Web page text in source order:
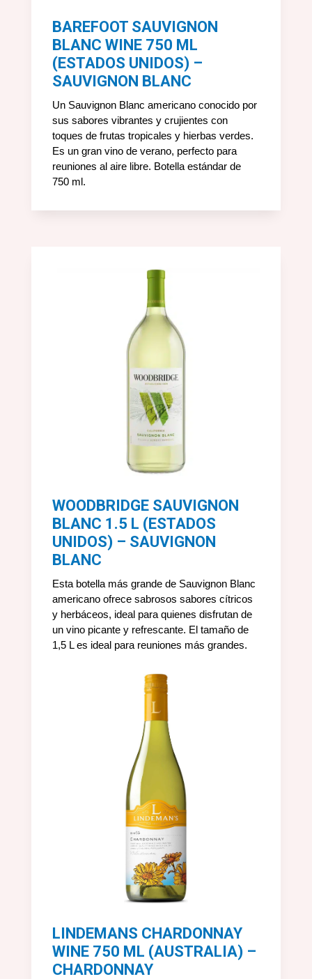
BAREFOOT SAUVIGNON
BLANC WINE 750 ML
(ESTADOS UNIDOS) –
SAUVIGNON BLANC
Un Sauvignon Blanc americano conocido por
sus sabores vibrantes y crujientes con
toques de frutas tropicales y hierbas verdes.
Es un gran vino de verano, perfecto para
reuniones al aire libre. Botella estándar de
750 ml.
WOODBRIDGE SAUVIGNON
BLANC 1.5 L (ESTADOS
UNIDOS) – SAUVIGNON
BLANC
Esta botella más grande de Sauvignon Blanc
americano ofrece sabrosos sabores cítricos
y herbáceos, ideal para quienes disfrutan de
un vino picante y refrescante. El tamaño de
1,5 L es ideal para reuniones más grandes.
LINDEMANS CHARDONNAY
WINE 750 ML (AUSTRALIA) –
CHARDONNAY